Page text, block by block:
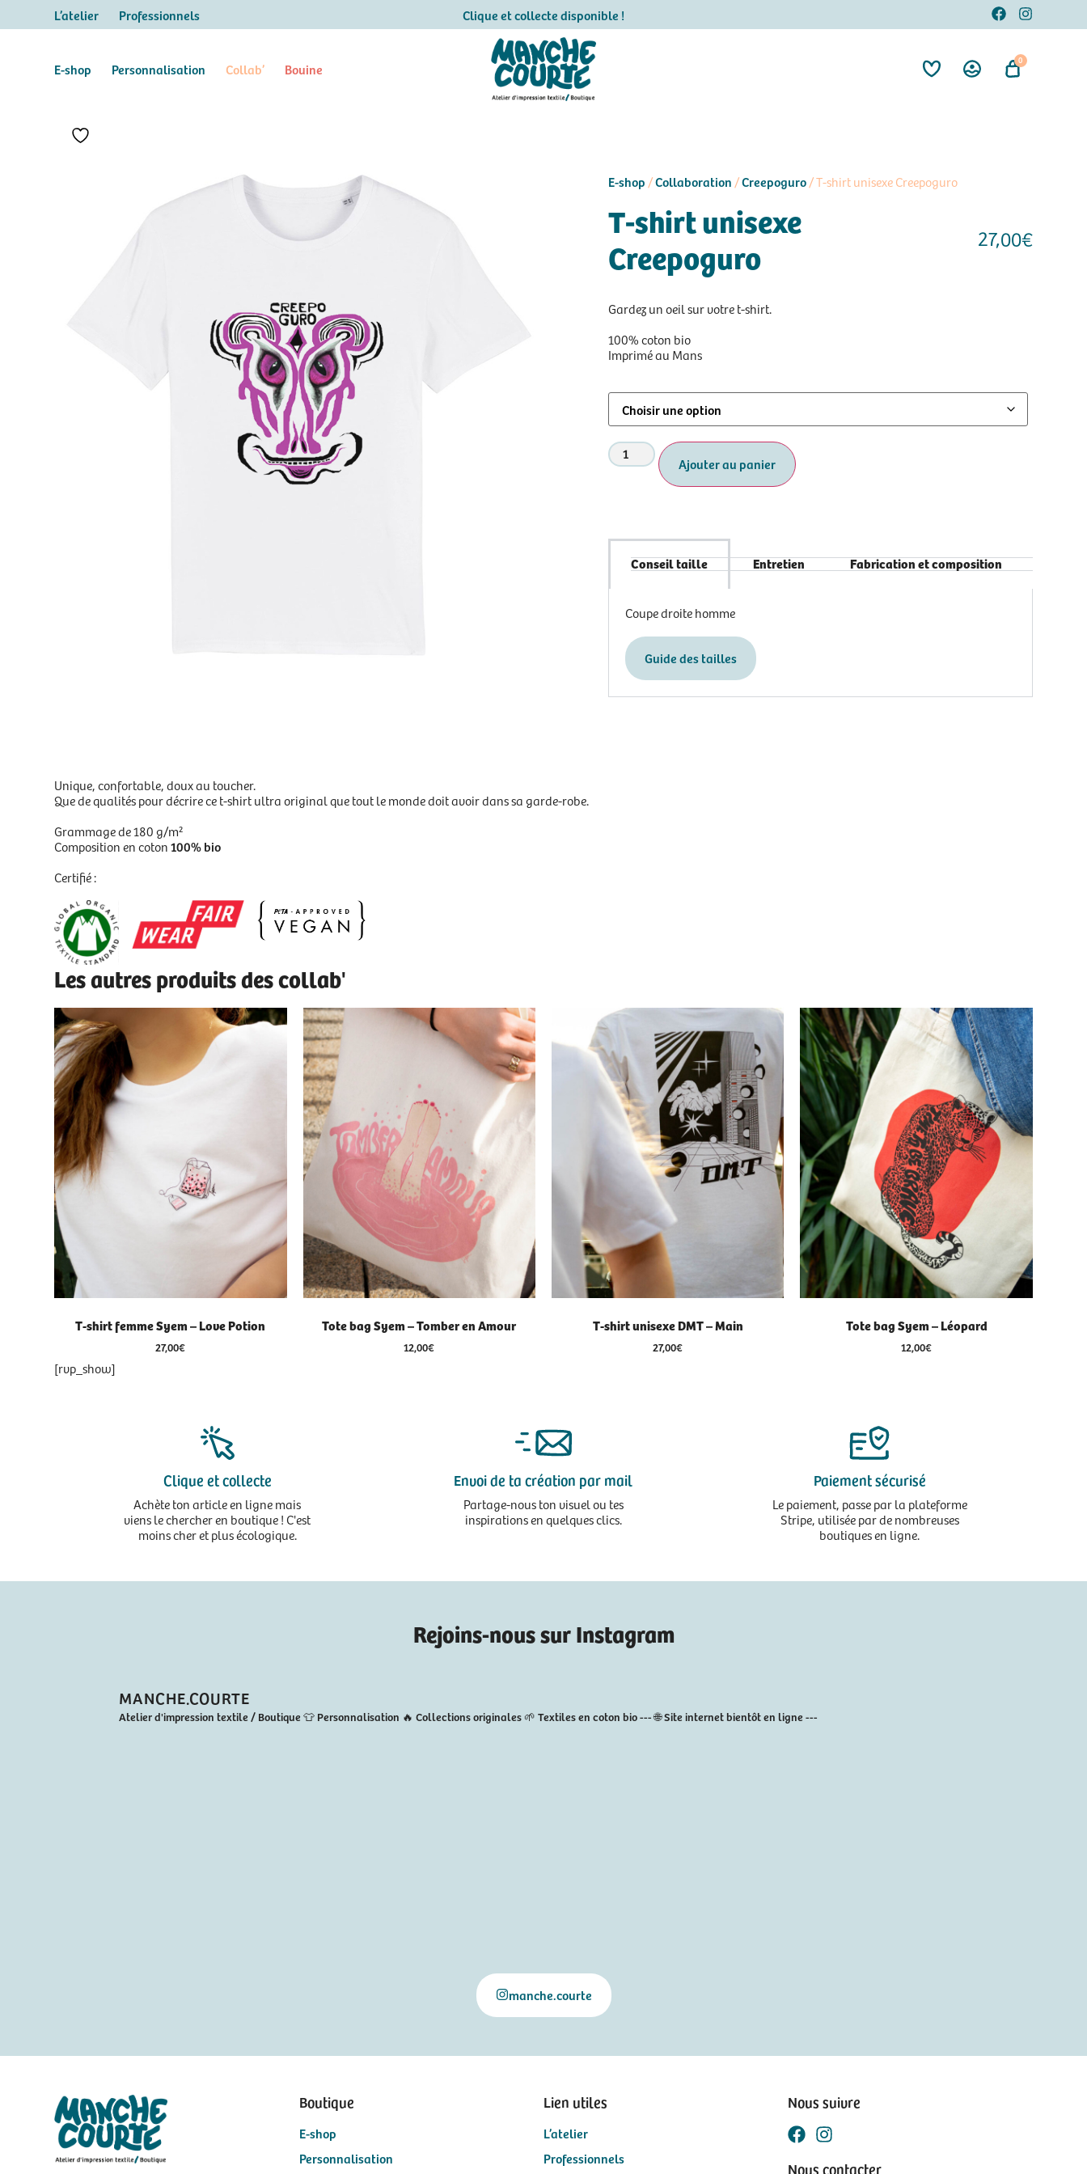
L’atelier Professionnels Clique et collecte disponible !
E-shop Personnalisation Collab’ Bouine 0
E-shop /Collaboration /Creepoguro/ T-shirt unisexe Creepoguro
T-shirt unisexe
Creepoguro
27,00€
Gardez un oeil sur votre t-shirt.
100% coton bio
Imprimé au Mans
Ajouter au panier
Conseil taille Entretien Fabrication et composition
Coupe droite homme
Guide des tailles
Unique, confortable, doux au toucher.
Que de qualités pour décrire ce t-shirt ultra original que tout le monde doit avoir dans sa garde-robe.
Grammage de 180 g/m²
Composition en coton100% bio
Certifié :
Les autres produits des collab'
T-shirt femme Syem – Love Potion
27,00€
Tote bag Syem – Tomber en Amour
12,00€
T-shirt unisexe DMT – Main
27,00€
Tote bag Syem – Léopard
12,00€
[rvp_show]
Clique et collecte
Achète ton article en ligne mais
viens le chercher en boutique ! C'est
moins cher et plus écologique.
Envoi de ta création par mail
Partage-nous ton visuel ou tes
inspirations en quelques clics.
Paiement sécurisé
Le paiement, passe par la plateforme
Stripe, utilisée par de nombreuses
boutiques en ligne.
Rejoins-nous sur Instagram
MANCHE.COURTE
Atelier d'impression textile / Boutique 👕 Personnalisation 🔥 Collections originales🌱 Textiles en coton bio---🌐 Site internet bientôt en ligne ---
manche.courte
Boutique
E-shop
Personnalisation
Lien utiles
L’atelier
Professionnels
Nous suivre
Nous contacter